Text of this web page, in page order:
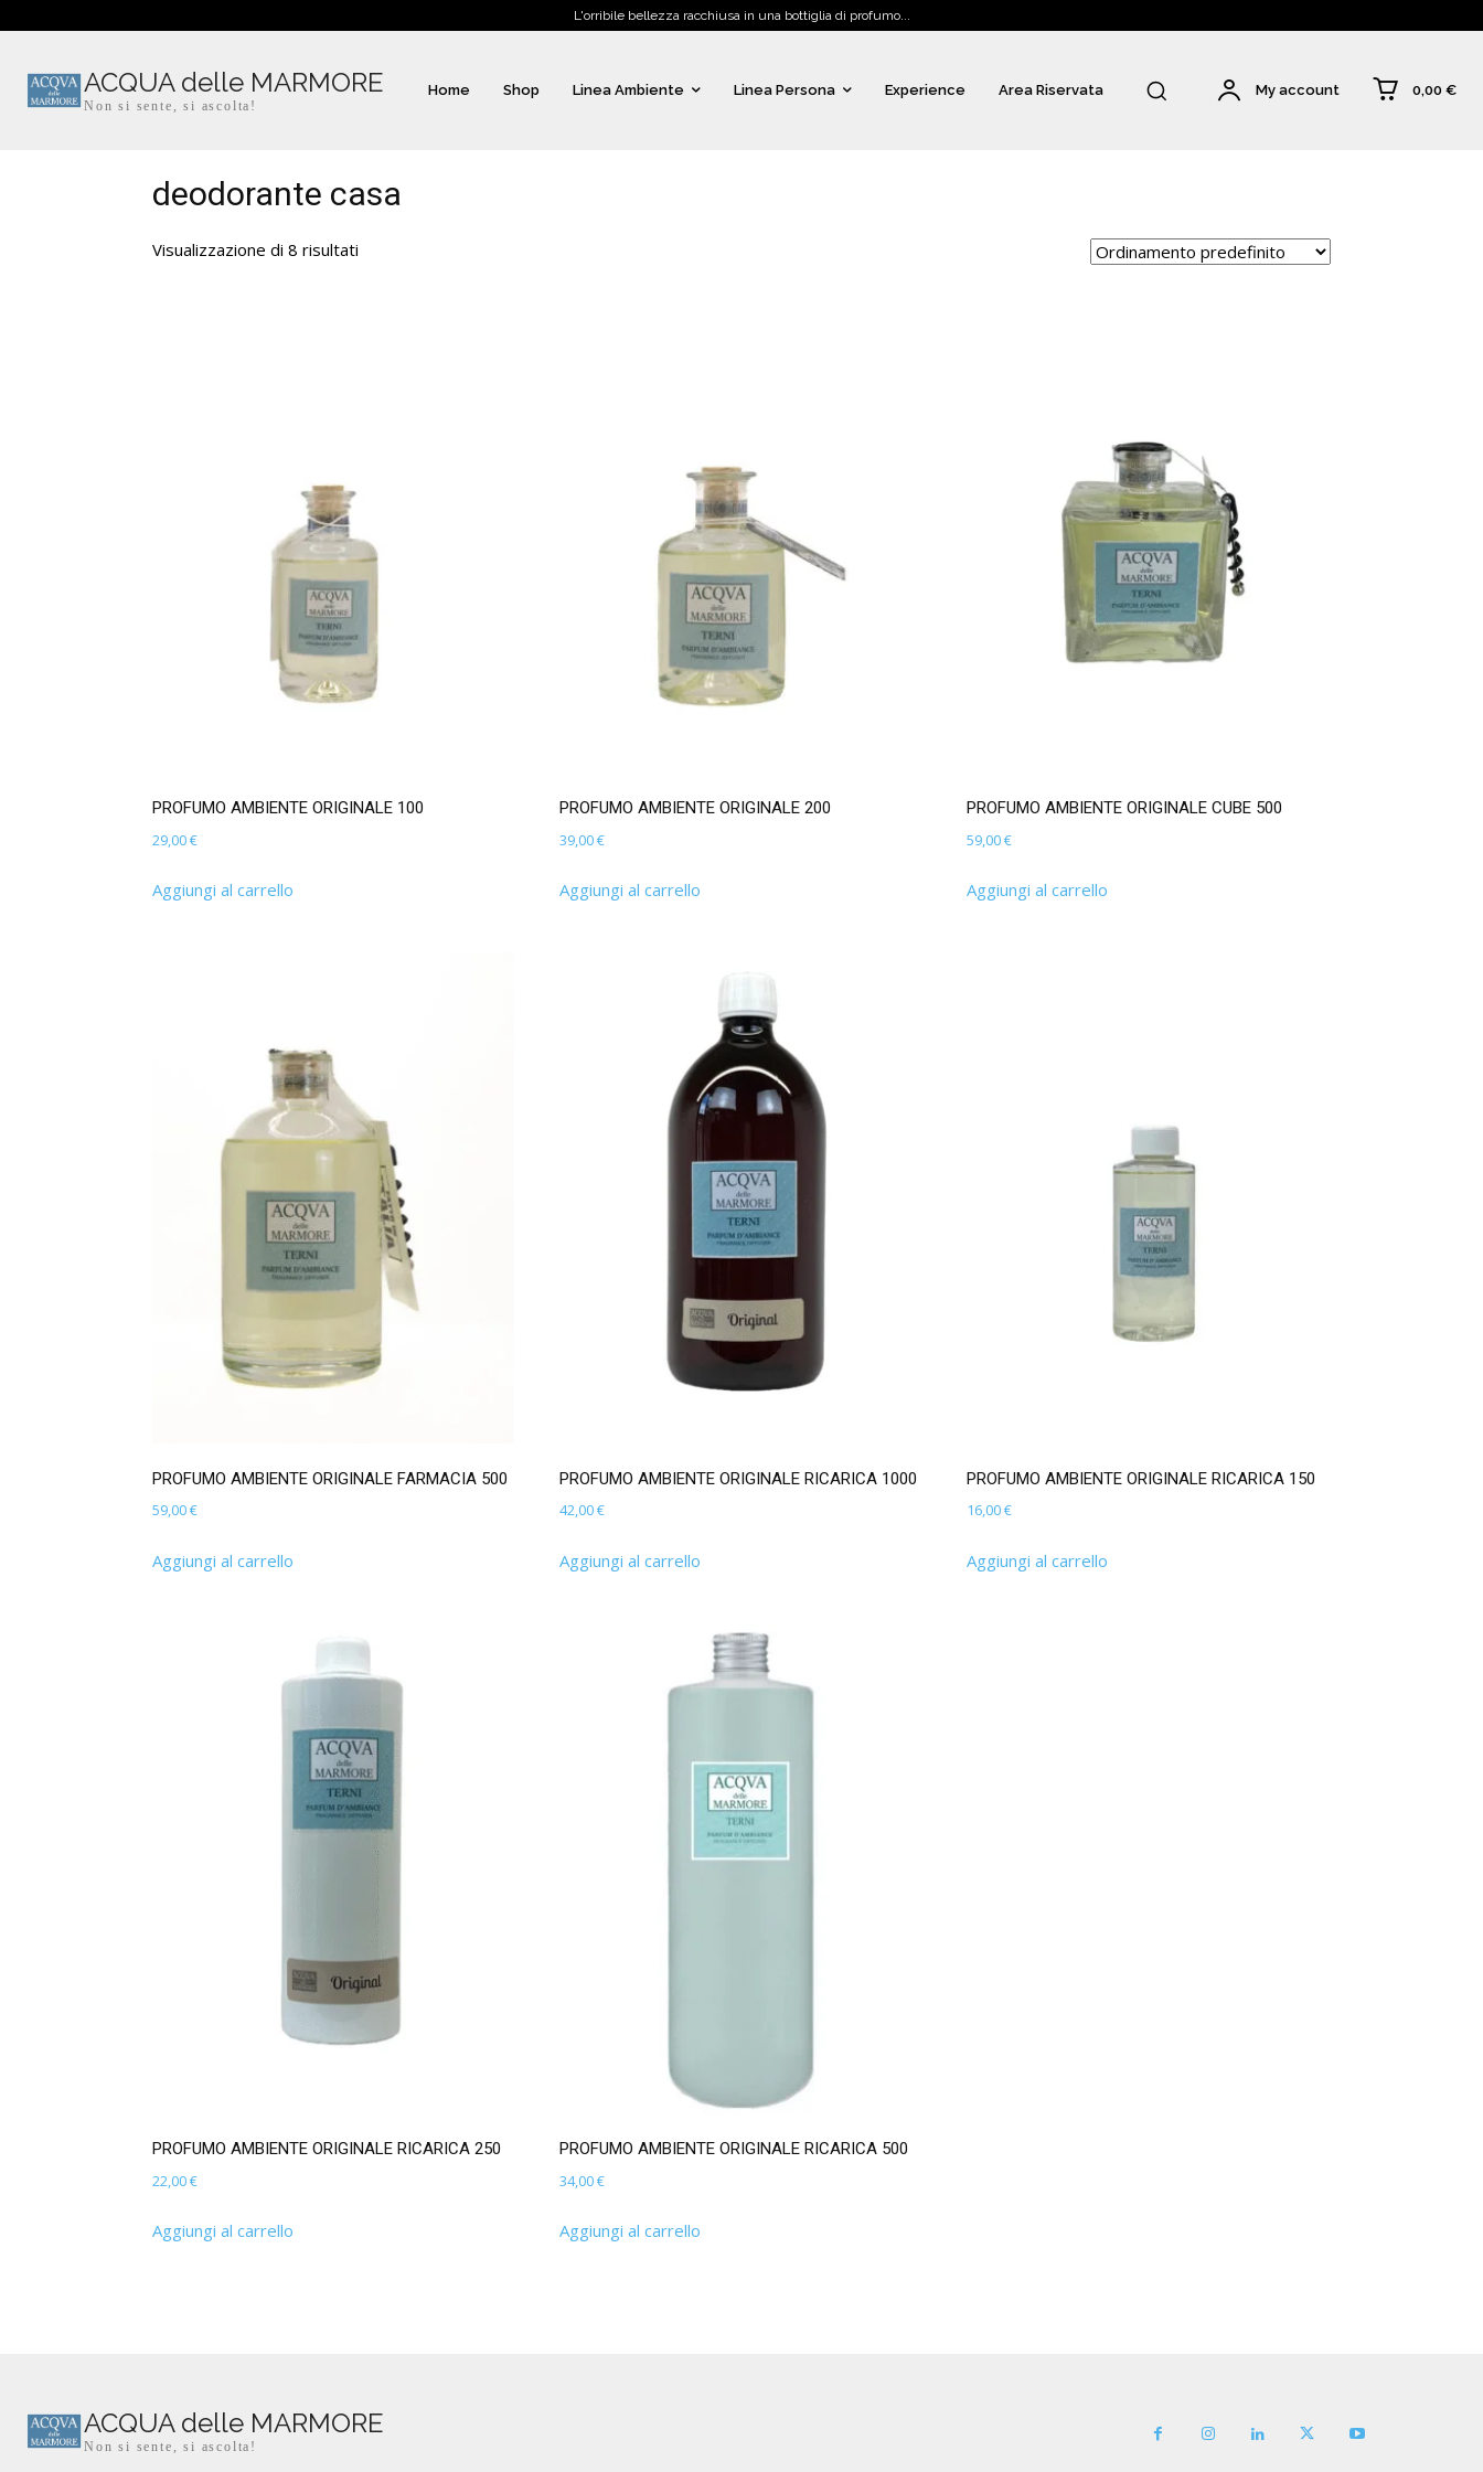
L'orribile bellezza racchiusa in una bottiglia di profumo...
ACQUA delle MARMORE
Non si sente, si ascolta!
Home Shop Linea Ambiente Linea Persona Experience Area Riservata My account 0,00 €
deodorante casa
Visualizzazione di 8 risultati
PROFUMO AMBIENTE ORIGINALE 100
29,00€
Aggiungi al carrello
PROFUMO AMBIENTE ORIGINALE 200
39,00€
Aggiungi al carrello
PROFUMO AMBIENTE ORIGINALE CUBE 500
59,00€
Aggiungi al carrello
PROFUMO AMBIENTE ORIGINALE FARMACIA 500
59,00€
Aggiungi al carrello
PROFUMO AMBIENTE ORIGINALE RICARICA 1000
42,00€
Aggiungi al carrello
PROFUMO AMBIENTE ORIGINALE RICARICA 150
16,00€
Aggiungi al carrello
PROFUMO AMBIENTE ORIGINALE RICARICA 250
22,00€
Aggiungi al carrello
PROFUMO AMBIENTE ORIGINALE RICARICA 500
34,00€
Aggiungi al carrello
ACQUA delle MARMORE
Non si sente, si ascolta!